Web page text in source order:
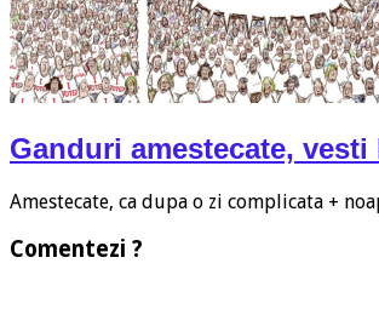
Ganduri amestecate,
Amestecate, ca dupa o zi complicata +
Comentezi ?